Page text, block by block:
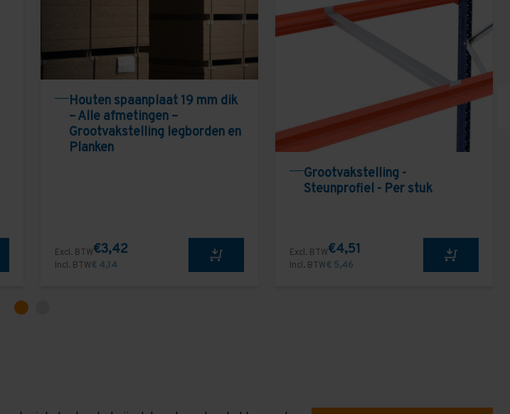
Houten spaanplaat 19 mm dik
– Alle afmetingen –
Grootvakstelling legborden en
Planken
Excl. BTW€3,42
Incl. BTW€ 4,14
Grootvakstelling -
Steunprofiel - Per stuk
Excl. BTW€4,51
Incl. BTW€ 5,46